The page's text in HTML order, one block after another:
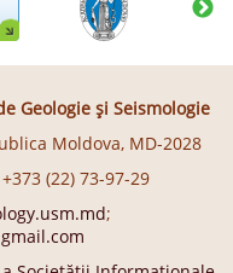
Geologie și Seismologie
Moldova, MD-2028
(22) 73-97-29
;